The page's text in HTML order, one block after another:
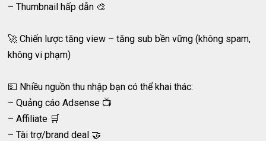
– Thumbnail hấp dẫn 🎨
🚀 Chiến lược tăng view – tăng sub bền vững (không spam,
không vi phạm)
💵 Nhiều nguồn thu nhập bạn có thể khai thác:
– Quảng cáo Adsense 📺
– Affiliate 🛒
– Tài trợ/brand deal 🤝